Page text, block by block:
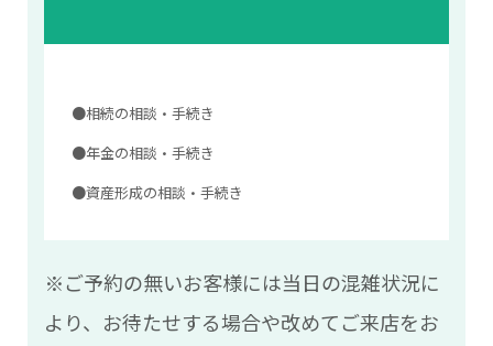
●相続の相談・手続き
●年金の相談・手続き
●資産形成の相談・手続き
※ご予約の無いお客様には当日の混雑状況に
より、お待たせする場合や改めてご来店をお